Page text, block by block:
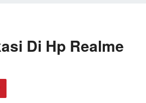
Di Hp Realme